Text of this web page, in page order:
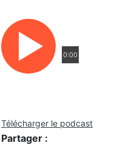
0:00
Télécharger le podcast
Partager :